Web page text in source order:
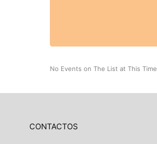
No Events on The List at This Time
CONTACTOS